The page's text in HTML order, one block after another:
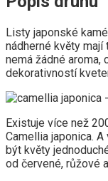
Listy japonské
nádherné květy mají
nemá žádné aroma,
dekorativností
Existuje více než
Camellia japonica.
být květy
od červené, růžové